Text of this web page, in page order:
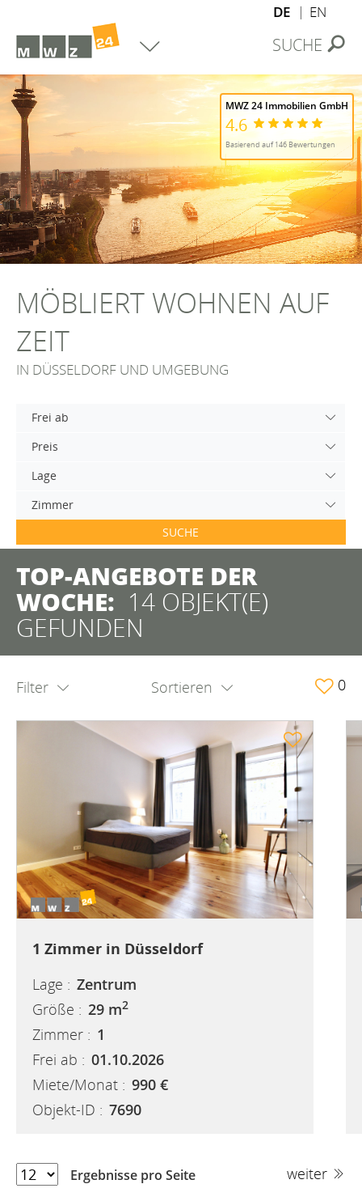
SUCHE
DE EN
MWZ 24 Immobilien GmbH
4.6
Basierend auf 146 Bewertungen
MÖBLIERT WOHNEN AUF
ZEIT
IN DÜSSELDORF UND UMGEBUNG
Frei ab
Preis
Lage
Zimmer
SUCHE
TOP-ANGEBOTE DER
WOCHE: 14 OBJEKT(E)
GEFUNDEN
Filter Sortieren 0
1 Zimmer in Düsseldorf
Lage : Zentrum
Größe : 29 m2
Zimmer : 1
Frei ab : 01.10.2026
Miete/Monat : 990 €
Objekt-ID : 7690
Ergebnisse pro Seite weiter